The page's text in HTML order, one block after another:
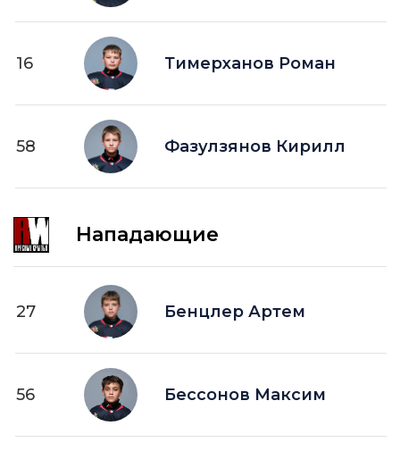
16 Тимерханов Роман
58 Фазулзянов Кирилл
Нападающие
27 Бенцлер Артем
56 Бессонов Максим